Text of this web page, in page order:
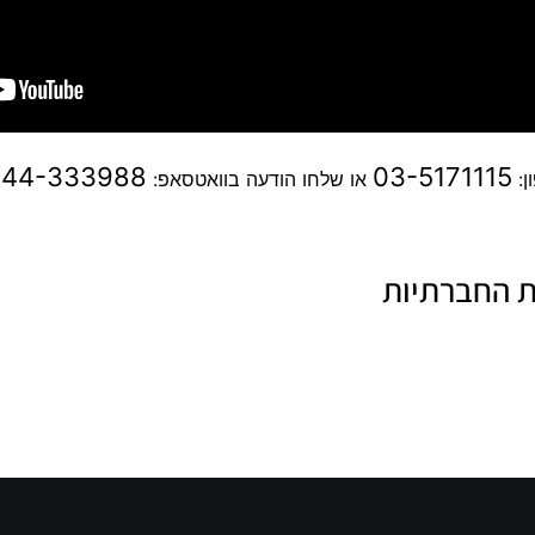
03-5171115 או שלחו הודעה בוואטסאפ: 333988
החברתיות